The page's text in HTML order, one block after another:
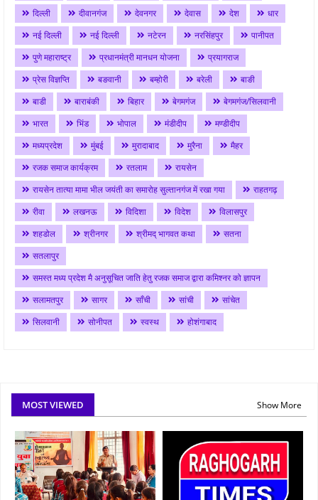
दिल्ली
दीवानगंज देवनगर देवास देश
धार
नई दिल्ली
नई दिल्ली नटेरन नरसिंहपुर
पानीपत
पुणे महाराष्ट्र
प्रधानमंत्री मानधन योजना
प्रयागराज
प्रेस विज्ञप्ति
बङवानी बम्होरी बरेली
बाङी
बाडी
बाराबंकी बिहार बेगमगंज
बेगमगंज/सिलवानी
भारत
भिंड भोपाल मंडीदीप
मण्डीदीप
मध्यप्रदेश
मुंबई मुरादाबाद मुरैना
मैहर
रजक समाज कार्यक्रम
रतलाम
रायसेन
रायसेन तात्या मामा भील जयंती का समारोह सुल्तानगंज में रखा गया
राहतगढ़
रीवा
लखनऊ विदिशा विदेश
विलासपुर
शहडोल
श्रीनगर श्रीमद् भागवत कथा
सतना
सतलापुर
समस्त मध्य प्रदेश मै अनुसूचित जाति हेतु रजक समाज द्वारा कमिश्नर को ज्ञापन
सलामतपुर
सागर साँची सांची
सांचेत
सिलवानी
सोनीपत स्वस्थ होशंगाबाद
MOST VIEWED Show More